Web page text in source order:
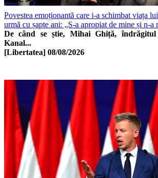
Povestea emoționantă care i-a schimbat viața
urmă cu șapte ani: „S-a apropiat de mine și n-a
De când se știe, Mihai Ghiță,
Kanal...
[Libertatea] 08/08/2026